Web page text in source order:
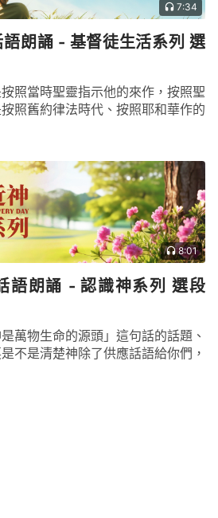
7:34
朗誦 - 基督徒生活系列 選
照當時聖靈指示他的來作，按照聖
照舊約律法時代、按照耶和華作的
8:01
語朗誦 - 認識神系列 選段
萬物生命的源頭」這句話的話題、
不是清楚神除了供應話語給你們，